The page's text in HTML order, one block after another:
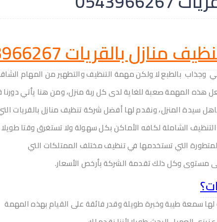
بالقريات 0543966267 ؟
بالطبع لا ولكن مهمة التنظيف والتطهير من المهام
هذه المهمة صعبة للغاية لدى كل ربة منزل، ومن هنا يأتي
سيدة المنزل، ونقدم لها أفضل شركة تنظيف منازل بالقريات
الشاملة لكافه الأماكن بكل سهولة ولا تستغرق وقتا طويلا
التي تستخدمها في تنظيف مختلف الممتلكات التي
مستوى وكل ذلك تقدمة الشركة بأرخص الأسعار.
سمعة طيبة وخبرة طويلة وقدر فائقة على القيام بهذه المهمة